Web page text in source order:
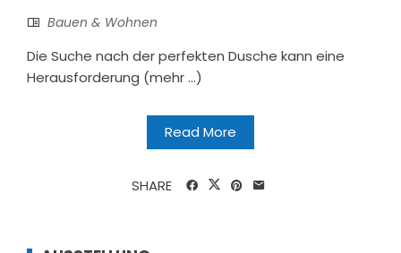
Bauen & Wohnen
Die Suche nach der perfekten Dusche kann eine
Herausforderung (mehr …)
Read More
SHARE